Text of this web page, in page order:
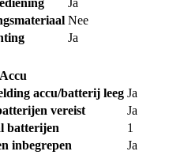
Ja
Nee
Ja
Accu
accu/batterij leeg Ja
vereist
Ja
batterijen
1
inbegrepen
Ja